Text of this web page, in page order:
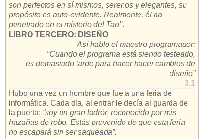
son perfectos en sí mismos, serenos y elegantes, su
propósito es auto-evidente. Realmente, él ha
penetrado en el misterio del Tao''.
LIBRO TERCERO: DISEÑO
Así habló el maestro programador:
“Cuando el programa está siendo testeado,
es demasiado tarde para hacer hacer cambios de
diseño”
3.1
Hubo una vez un hombre que fue a una feria de
informática. Cada día, al entrar le decía al guarda de
la puerta: “soy un gran ladrón reconocido por mis
hazañas de robo. Estás prevenido de que esta feria
no escapará sin ser saqueada”.